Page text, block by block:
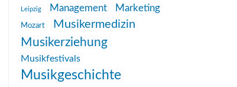
Leipzig Management Marketing
Mozart Musikermedizin
Musikerziehung
Musikfestivals
Musikgeschichte